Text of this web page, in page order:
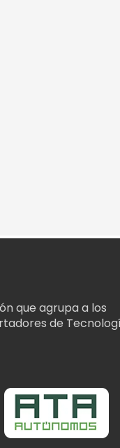
que agrupa a los
de